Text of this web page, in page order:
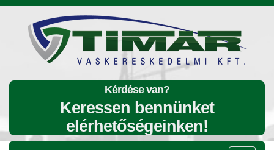
Kérdése van?
Keressen bennünket
elérhetőségeinken!